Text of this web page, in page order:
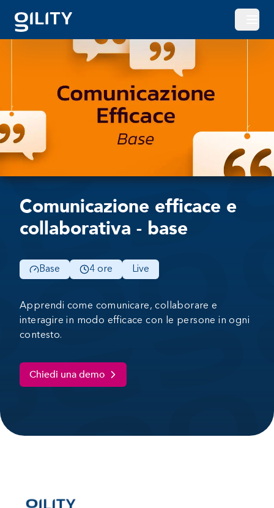
Apri
Comunicazione efficace e
collaborativa - base
Base 4 ore Live
Apprendi come comunicare, collaborare e
interagire in modo efficace con le persone in ogni
contesto.
Chiedi una demo